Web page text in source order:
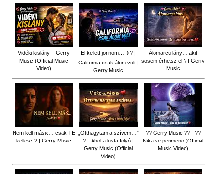
Vidéki kislány – Gerry
Music (Official Music
Video)
El kellett jönnöm… ✈️? |
California csak álom volt |
Gerry Music
Álomarcú lány… akit
sosem érhetsz el ? | Gerry
Music
Nem kell másik… csak TE
kellesz ? | Gerry Music
„Otthagytam a szívem…”
? – Ahol a lusta folyó |
Gerry Music (Official
Video)
?? Gerry Music ?? - ??
Nika se perimeno (Official
Music Video)